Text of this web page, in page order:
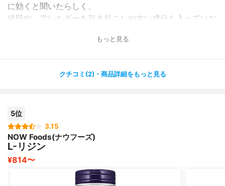
に効くと聞いたらしく、
値段や、アレルギーを引き起こしやすい成分も入っていな
ポチッと小さいのができたのですが、次の日にはまた小さ
1粒でいいのも飲みやすくてとってもおすすめです⭐️
もっと見る
クチコミ(2)・商品詳細をもっと見る
5位
3.15
NOW Foods(ナウフーズ)
L-リジン
¥814〜